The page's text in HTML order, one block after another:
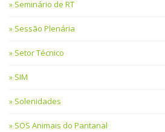
Seminário de RT
Sessão Plenária
Setor Técnico
SIM
Solenidades
SOS Animais do Pantanal